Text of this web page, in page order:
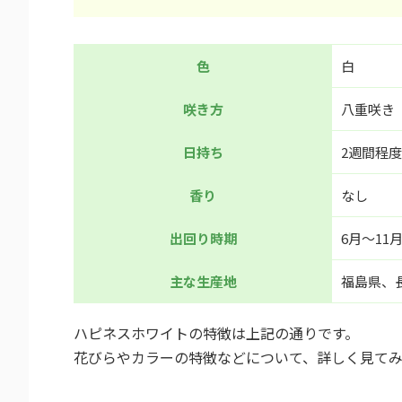
色 白
咲き方 八重咲き
日持ち 2週間程度
香り なし
出回り時期 6月～11月
主な生産地 福島県、
ハピネスホワイトの特徴は上記の通りです。
花びらやカラーの特徴などについて、詳しく見てみ